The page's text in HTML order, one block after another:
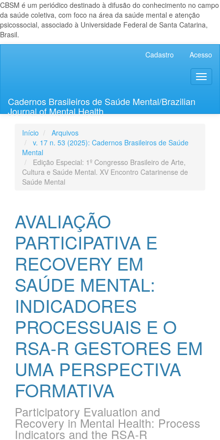
CBSM é um periódico destinado à difusão do conhecimento no campo
da saúde coletiva, com foco na área da saúde mental e atenção
psicossocial, associado à Universidade Federal de Santa Catarina,
Brasil.
Lateral
Cadastro Acesso
Cadernos Brasileiros de Saúde Mental/Brazilian
Journal of Mental Health
Início
Arquivos
v. 17 n. 53 (2025): Cadernos Brasileiros de Saúde
Mental
Edição Especial: 1º Congresso Brasileiro de Arte,
Cultura e Saúde Mental. XV Encontro Catarinense de
Saúde Mental
AVALIAÇÃO
PARTICIPATIVA E
RECOVERY EM
SAÚDE MENTAL:
INDICADORES
PROCESSUAIS E O
RSA-R GESTORES EM
UMA PERSPECTIVA
FORMATIVA
Participatory Evaluation and
Recovery in Mental Health: Process
Indicators and the RSA-R